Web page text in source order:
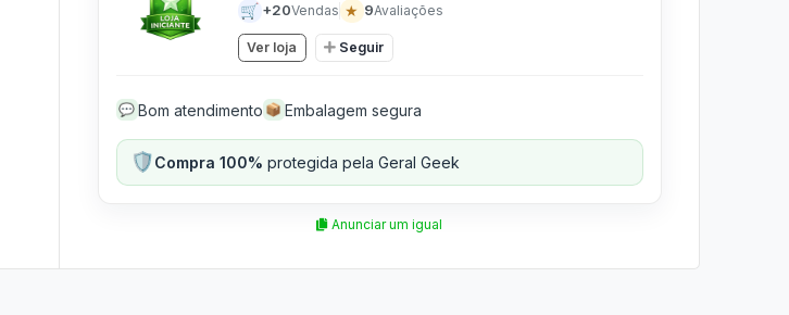
🛒 +20Vendas ★ 9Avaliações
Ver loja Seguir
💬 Bom atendimento 📦 Embalagem segura
🛡️Compra 100% protegida pela Geral Geek
Anunciar um igual